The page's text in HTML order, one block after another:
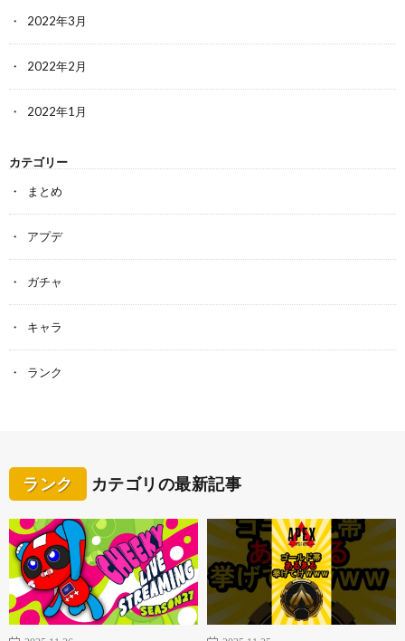
2022年3月
2022年2月
2022年1月
カテゴリー
まとめ
アプデ
ガチャ
キャラ
ランク
ランク カテゴリの最新記事